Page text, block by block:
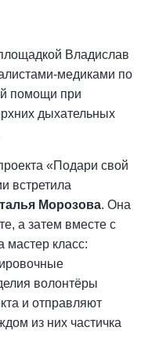
Владислав
медиками по
помощи при
дыхательных
«Подари свой
встретила
Морозова. Она
а затем вместе с
класс:
волонтёры
и отправляют
из них частичка